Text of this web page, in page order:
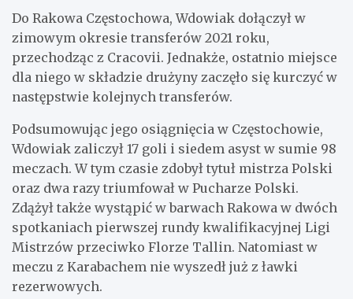
Do Rakowa Częstochowa, Wdowiak dołączył w
zimowym okresie transferów 2021 roku,
przechodząc z Cracovii. Jednakże, ostatnio miejsce
dla niego w składzie drużyny zaczęło się kurczyć w
następstwie kolejnych transferów.
Podsumowując jego osiągnięcia w Częstochowie,
Wdowiak zaliczył 17 goli i siedem asyst w sumie 98
meczach. W tym czasie zdobył tytuł mistrza Polski
oraz dwa razy triumfował w Pucharze Polski.
Zdążył także wystąpić w barwach Rakowa w dwóch
spotkaniach pierwszej rundy kwalifikacyjnej Ligi
Mistrzów przeciwko Florze Tallin. Natomiast w
meczu z Karabachem nie wyszedł już z ławki
rezerwowych.